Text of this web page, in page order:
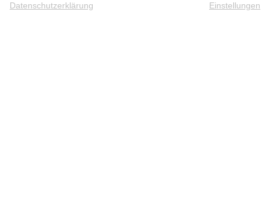
Datenschutzerklärung Einstellungen